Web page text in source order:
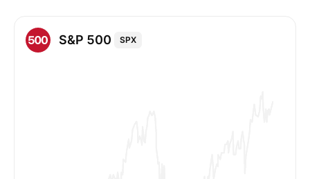
S&P 500 SPX